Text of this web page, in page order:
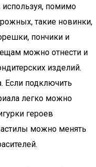
помимо
такие новинки,
пончики и
можно отнести и
изделий.
Если подключить
легко можно
героев
можно менять